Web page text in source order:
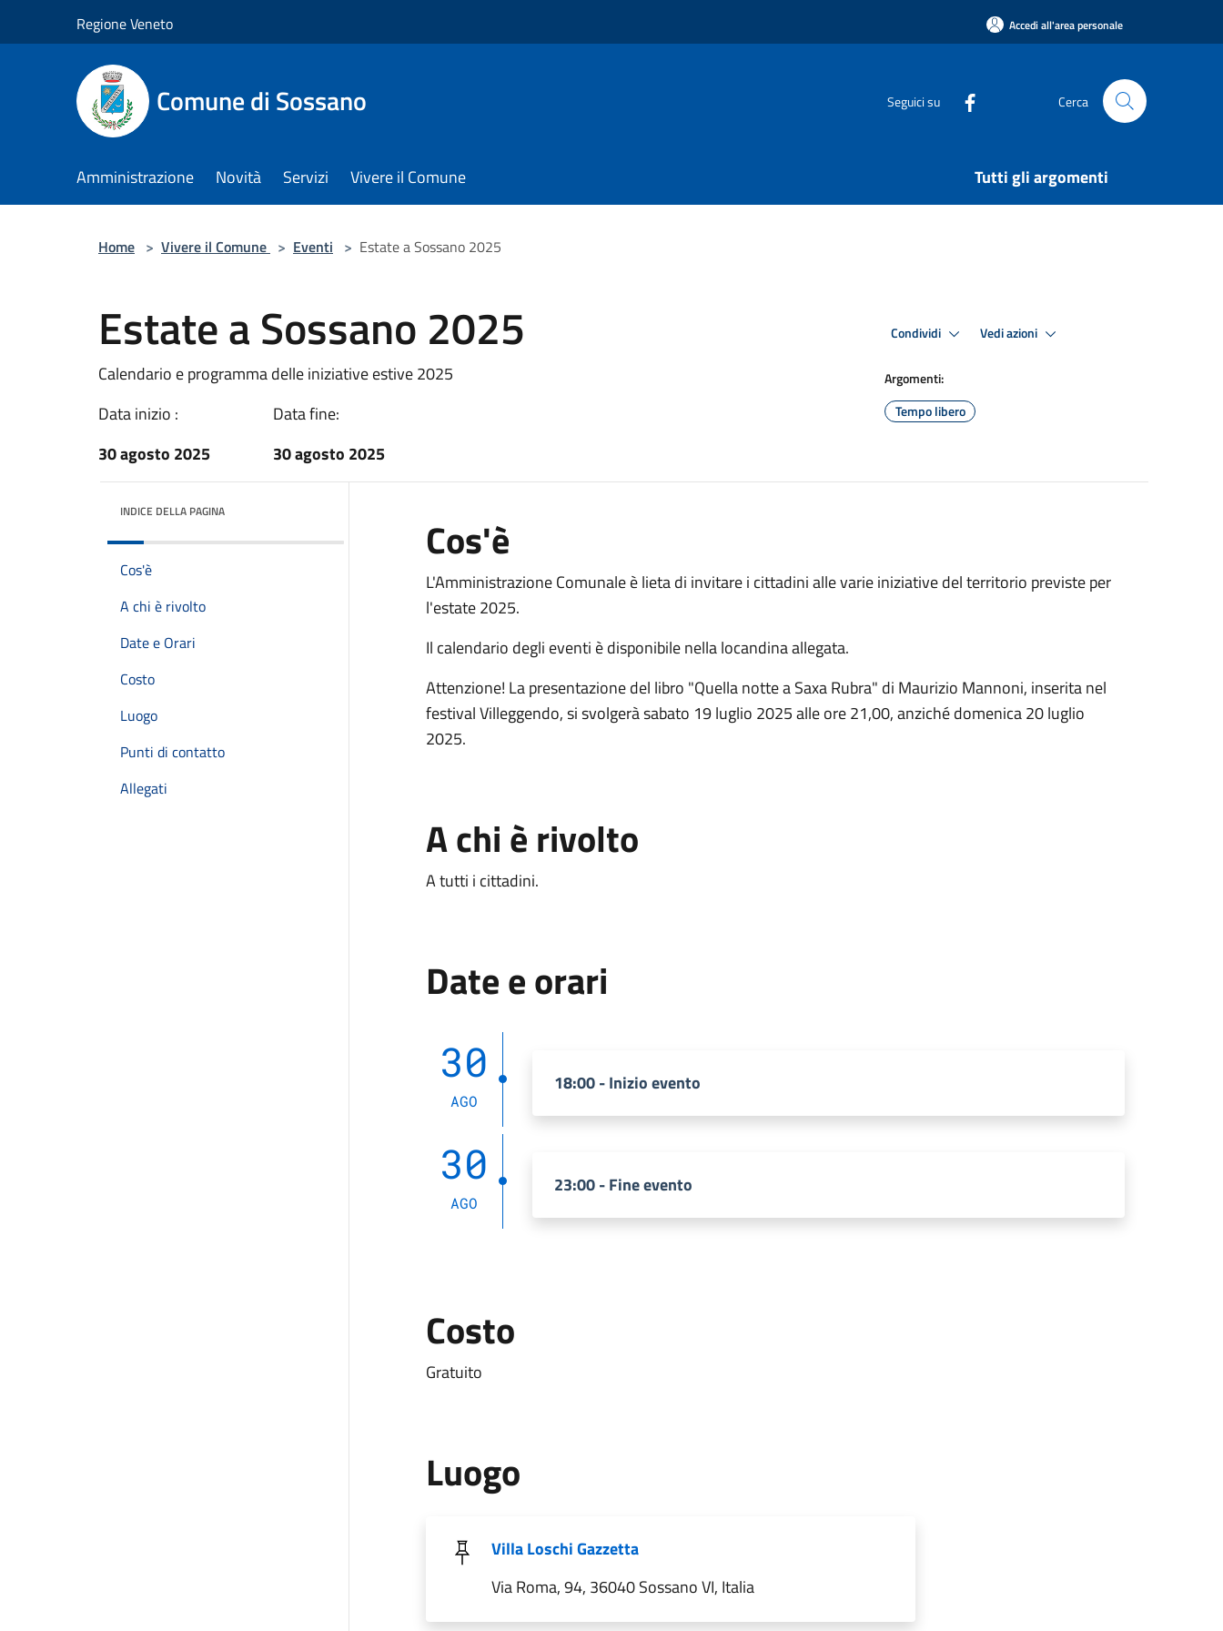
Regione Veneto Accedi all'area personale
Comune di Sossano Seguici su Cerca
Amministrazione Novità Servizi Vivere il Comune Tutti gli argomenti
Home > Vivere il Comune > Eventi > Estate a Sossano 2025
Estate a Sossano 2025
Calendario e programma delle iniziative estive 2025
Data inizio :
30 agosto 2025
Data fine:
30 agosto 2025
Condividi Vedi azioni
Argomenti:
Tempo libero
INDICE DELLA PAGINA
Cos'è
A chi è rivolto
Date e Orari
Costo
Luogo
Punti di contatto
Allegati
Cos'è
L'Amministrazione Comunale è lieta di invitare i cittadini alle varie iniziative del territorio previste per
l'estate 2025.
Il calendario degli eventi è disponibile nella locandina allegata.
Attenzione! La presentazione del libro "Quella notte a Saxa Rubra" di Maurizio Mannoni, inserita nel
festival Villeggendo, si svolgerà sabato 19 luglio 2025 alle ore 21,00, anziché domenica 20 luglio
2025.
A chi è rivolto
A tutti i cittadini.
Date e orari
30
AGO
18:00 - Inizio evento
30
AGO
23:00 - Fine evento
Costo
Gratuito
Luogo
Villa Loschi Gazzetta
Via Roma, 94, 36040 Sossano VI, Italia